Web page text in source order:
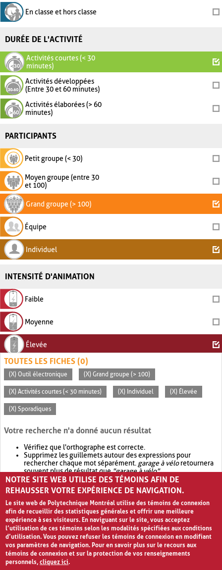
En classe et hors classe
DURÉE DE L'ACTIVITÉ
Activités courtes (< 30
minutes)
Activités développées
(Entre 30 et 60 minutes)
Activités élaborées (> 60
minutes)
PARTICIPANTS
Petit groupe (< 30)
Moyen groupe (entre 30
et 100)
Grand groupe (> 100)
Équipe
Individuel
INTENSITÉ D'ANIMATION
Faible
Moyenne
Élevée
TOUTES LES FICHES (0)
(X) Outil électronique (X) Grand groupe (> 100)
(X) Activités courtes (< 30 minutes) (X) Individuel (X) Élevée
(X) Sporadiques
Votre recherche n'a donné aucun résultat
Vérifiez que l'orthographe est correcte.
Supprimez les guillemets autour des expressions pour
rechercher chaque mot séparément. garage à véloretournera
souvent plus de résultat que"garage à vélo".
Envisagez d'élargir votre recherche avec OR.garage OR vélo
retournera souvent plus de résultat quegarage à vélo
NOTRE SITE WEB UTILISE DES TÉMOINS AFIN DE
REHAUSSER VOTRE EXPÉRIENCE DE NAVIGATION.
Le site web de Polytechnique Montréal utilise des témoins de connexion
afin de recueillir des statistiques générales et offrir une meilleure
expérience à ses visiteurs. En naviguant sur le site, vous acceptez
l’utilisation de ces témoins selon les modalités spécifiées aux conditions
d’utilisation. Vous pouvez refuser les témoins de connexion en modifiant
vos paramètres de navigation. Pour en savoir plus sur le recours aux
témoins de connexion et sur la protection de vos renseignements
personnels,cliquez ici.